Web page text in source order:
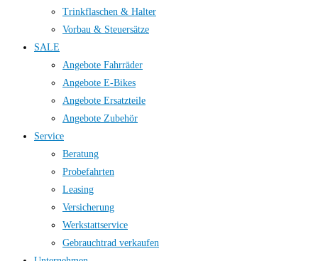
Trinkflaschen & Halter
Vorbau & Steuersätze
SALE
Angebote Fahrräder
Angebote E-Bikes
Angebote Ersatzteile
Angebote Zubehör
Service
Beratung
Probefahrten
Leasing
Versicherung
Werkstattservice
Gebrauchtrad verkaufen